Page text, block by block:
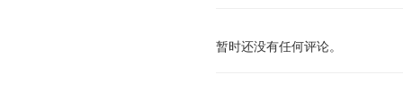
暂时还没有任何评论。